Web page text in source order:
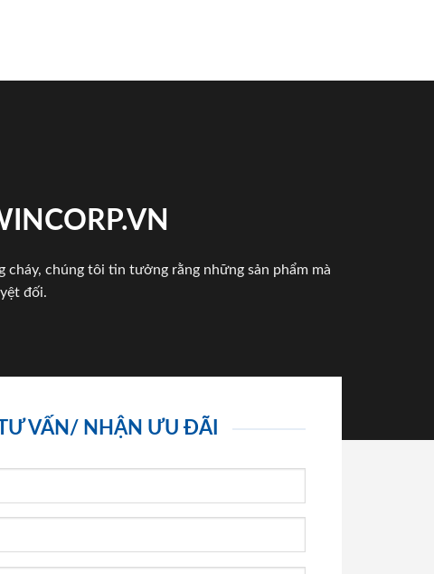
chúng tôi tin tưởng rằng những sản phẩm mà
đối.
VẤN/ NHẬN ƯU ĐÃI